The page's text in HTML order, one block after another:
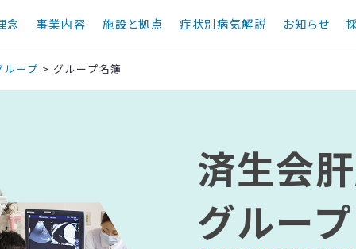
念 事業内容 施設と拠点 症状別病気解説 お知らせ
ープ > グループ名簿
済生会
グループ